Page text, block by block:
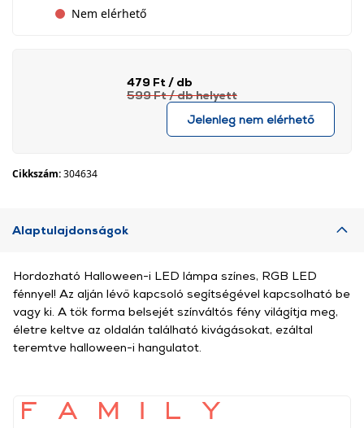
Nem elérhető
479 Ft / db
599 Ft/ dbhelyett
Jelenleg nem elérhető
Cikkszám:304634
Alaptulajdonságok
Hordozható Halloween-i LED lámpa színes, RGB LED
fénnyel! Az alján lévő kapcsoló segítségével kapcsolható be
vagy ki. A tök forma belsejét színváltós fény világítja meg,
életre keltve az oldalán található kivágásokat, ezáltal
teremtve halloween-i hangulatot.